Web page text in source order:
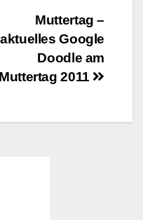
Muttertag –
aktuelles Google
Doodle am
Muttertag 2011